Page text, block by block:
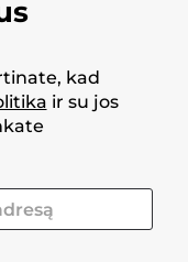
kad
ir su jos